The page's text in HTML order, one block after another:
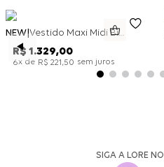
NEW Vestido Maxi Midi Bicolor Alfaitaria Navy - Marinho
R$ 1.329,00
6x de R$ 221,50 sem juros
SIGA A LORE